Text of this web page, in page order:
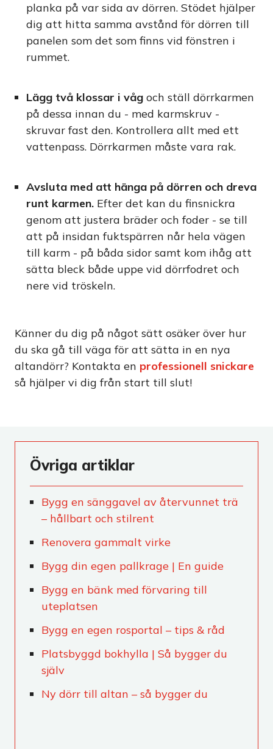
planka på var sida av dörren. Stödet hjälper
dig att hitta samma avstånd för dörren till
panelen som det som finns vid fönstren i
rummet.
Lägg två klossar i våg och ställ dörrkarmen
på dessa innan du - med karmskruv -
skruvar fast den. Kontrollera allt med ett
vattenpass. Dörrkarmen måste vara rak.
Avsluta med att hänga på dörren och dreva
runt karmen. Efter det kan du finsnickra
genom att justera bräder och foder - se till
att på insidan fuktspärren når hela vägen
till karm - på båda sidor samt kom ihåg att
sätta bleck både uppe vid dörrfodret och
nere vid tröskeln.
Känner du dig på något sätt osäker över hur
du ska gå till väga för att sätta in en nya
altandörr? Kontakta en professionell snickare
så hjälper vi dig från start till slut!
Övriga artiklar
Bygg en sänggavel av återvunnet trä
– hållbart och stilrent
Renovera gammalt virke
Bygg din egen pallkrage | En guide
Bygg en bänk med förvaring till
uteplatsen
Bygg en egen rosportal – tips & råd
Platsbyggd bokhylla | Så bygger du
själv
Ny dörr till altan – så bygger du